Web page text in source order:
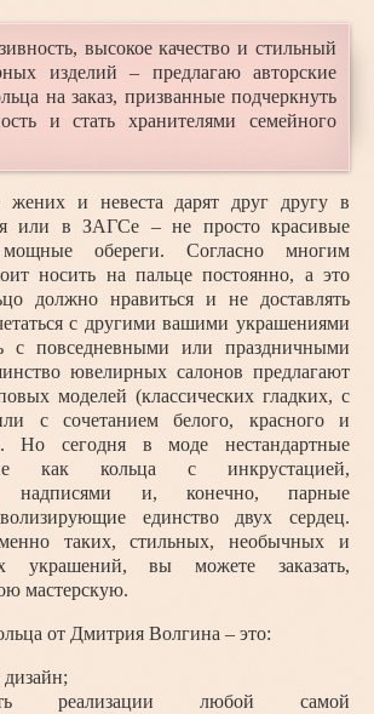
высокое качество и стильный
изделий – предлагаю авторские
на заказ, призванные подчеркнуть
и стать хранителями семейного
жених и невеста дарят друг другу в
или в ЗАГСе – не просто красивые
обереги. Согласно многим
носить на пальце постоянно, а это
должно нравиться и не доставлять
с другими вашими украшениями
с повседневными или праздничными
ювелирных салонов предлагают
моделей (классических гладких, с
с сочетанием белого, красного и
Но сегодня в моде нестандартные
как кольца с инкрустацией,
надписями и, конечно, парные
единство двух сердец.
таких, стильных, необычных и
украшений, вы можете заказать,
мастерскую.
от Дмитрия Волгина – это:
реализации любой самой